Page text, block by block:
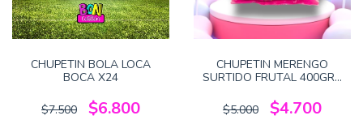
CHUPETIN BOLA LOCA
BOCA X24
$7.500 $6.800
CHUPETIN MERENGO
SURTIDO FRUTAL 400GRS
$5.000
$4.700